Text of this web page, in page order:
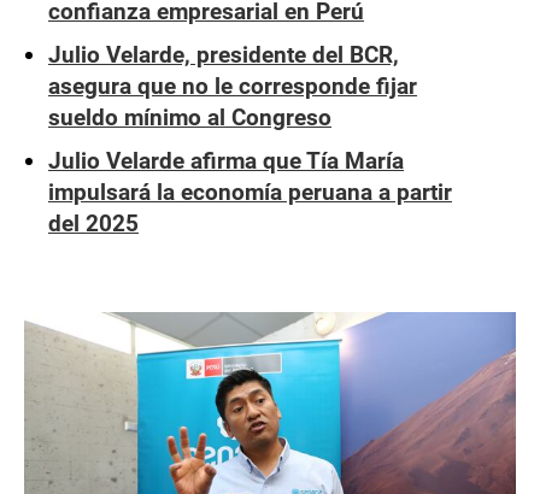
confianza empresarial en Perú
Julio Velarde, presidente del BCR,
asegura que no le corresponde fijar
sueldo mínimo al Congreso
Julio Velarde afirma que Tía María
impulsará la economía peruana a partir
del 2025